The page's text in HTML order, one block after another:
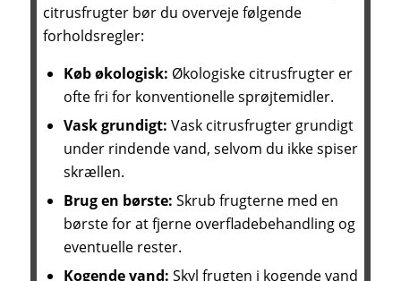
citrusfrugter bør du overveje følgende
forholdsregler:
Køb økologisk: Økologiske citrusfrugter er
ofte fri for konventionelle sprøjtemidler.
Vask grundigt: Vask citrusfrugter grundigt
under rindende vand, selvom du ikke spiser
skrællen.
Brug en børste: Skrub frugterne med en
børste for at fjerne overfladebehandling og
eventuelle rester.
Kogende vand: Skyl frugten i kogende vand